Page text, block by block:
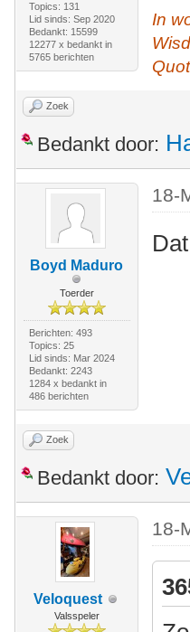
Topics: 131
Lid sinds: Sep 2020
Bedankt: 15599
12277 x bedankt in
5765 berichten
In
Zoek
Bedankt door:
Boyd Maduro
Toerder
Berichten: 493
Topics: 25
Lid sinds: Mar 2024
Bedankt: 2243
1284 x bedankt in
486 berichten
18-
Zoek
Bedankt door:
Veloquest
Valsspeler
18-